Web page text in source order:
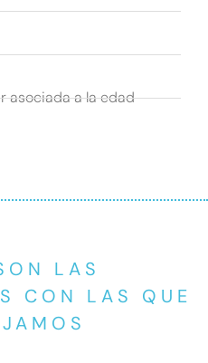
asociada a la edad
LAS
CON LAS QUE